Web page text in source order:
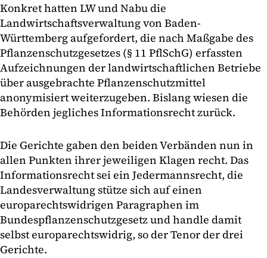
Konkret hatten LW und Nabu die
Landwirtschaftsverwaltung von Baden-
Württemberg aufgefordert, die nach Maßgabe des
Pflanzenschutzgesetzes (§ 11 PflSchG) erfassten
Aufzeichnungen der landwirtschaftlichen Betriebe
über ausgebrachte Pflanzenschutzmittel
anonymisiert weiterzugeben. Bislang wiesen die
Behörden jegliches Informationsrecht zurück.
Die Gerichte gaben den beiden Verbänden nun in
allen Punkten ihrer jeweiligen Klagen recht. Das
Informationsrecht sei ein Jedermannsrecht, die
Landesverwaltung stütze sich auf einen
europarechtswidrigen Paragraphen im
Bundespflanzenschutzgesetz und handle damit
selbst europarechtswidrig, so der Tenor der drei
Gerichte.